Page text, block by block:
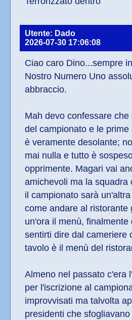
Utente: Dado
2026-07-30 17:06:08
Ciao caro Dino...sempre
Nostro Numero Uno
abbraccio.
Mah devo confessare
del campionato e le
è veramente desolante;
mai nulla e tutto è
opprimente. Magari vai
amichevoli ma la squadra
il campionato sarà
come andare al ristorante
un'ora il menù, finalmente
sentirti dire dal cameriere
tavolo è il menù del
Almeno nel passato c'era
per l'iscrizione al
improvvisati ma talvolta
presidenti che